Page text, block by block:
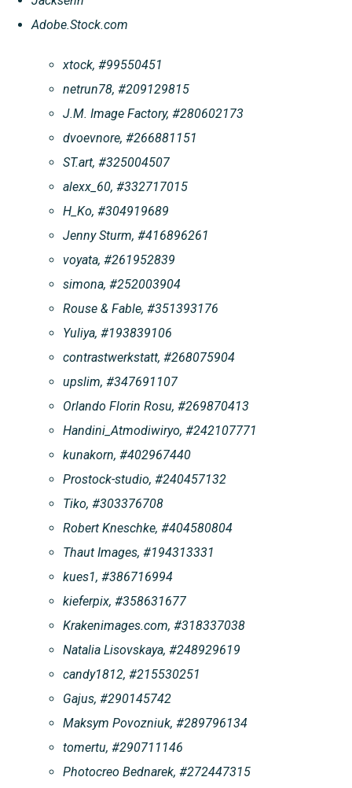
Adobe.Stock.com
xtock, #99550451
netrun78, #209129815
J.M. Image Factory, #280602173
dvoevnore, #266881151
ST.art, #325004507
alexx_60, #332717015
H_Ko, #304919689
Jenny Sturm, #416896261
voyata, #261952839
simona, #252003904
Rouse & Fable, #351393176
Yuliya, #193839106
contrastwerkstatt, #268075904
upslim, #347691107
Orlando Florin Rosu, #269870413
Handini_Atmodiwiryo, #242107771
kunakorn, #402967440
Prostock-studio, #240457132
Tiko, #303376708
Robert Kneschke, #404580804
Thaut Images, #194313331
kues1, #386716994
kieferpix, #358631677
Krakenimages.com, #318337038
Natalia Lisovskaya, #248929619
candy1812, #215530251
Gajus, #290145742
Maksym Povozniuk, #289796134
tomertu, #290711146
Photocreo Bednarek, #272447315